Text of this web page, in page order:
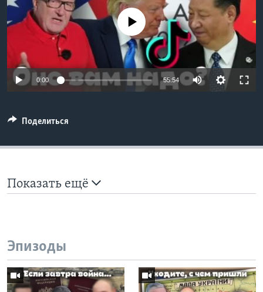
Learning English
СОЦИАЛЬНЫЕ СЕТИ
No media source currently available
0:00 55:54
Поделиться
Показать ещё
Эпизоды